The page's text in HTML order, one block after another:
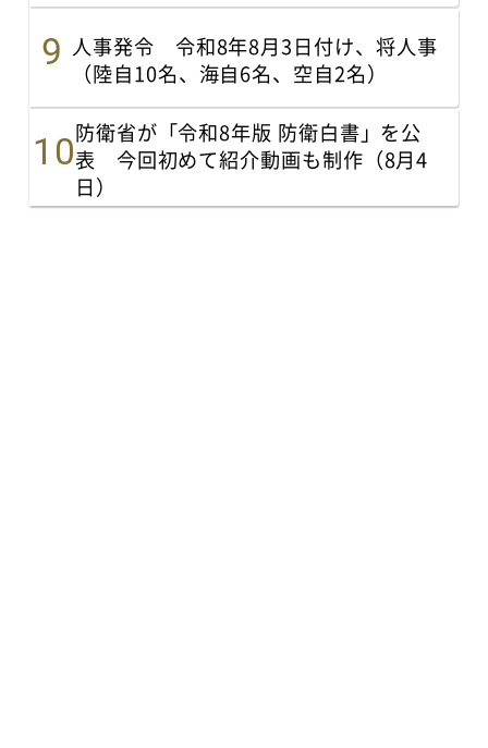
人事発令 令和8年8月3日付け、将人事
（陸自10名、海自6名、空自2名）
防衛省が「令和8年版 防衛白書」を公
表 今回初めて紹介動画も制作（8月4
日）